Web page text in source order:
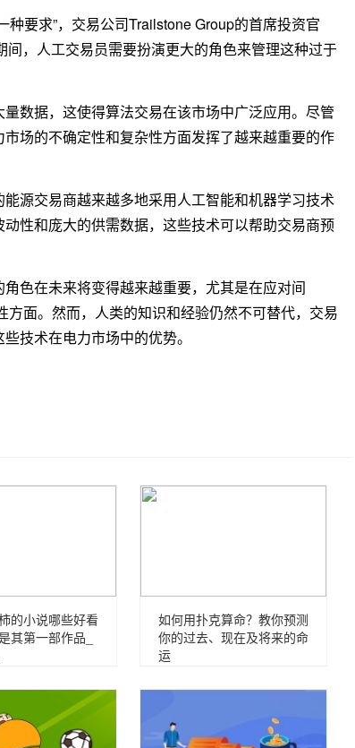
要求”，交易公司Trailstone Group的首席投资官
，人工交易员需要扮演更大的角色来管理这种过于
数据，这使得算法交易在该市场中广泛应用。尽管
场的不确定性和复杂性方面发挥了越来越重要的作
源交易商越来越多地采用人工智能和机器学习技术
性和庞大的供需数据，这些技术可以帮助交易商预
色在未来将变得越来越重要，尤其是在应对间
面。然而，人类的知识和经验仍然不可替代，交易
技术在电力市场中的优势。
的小说哪些好看
其第一部作品_
如何用扑克算命？教你预测
你的过去、现在及将来的命
运